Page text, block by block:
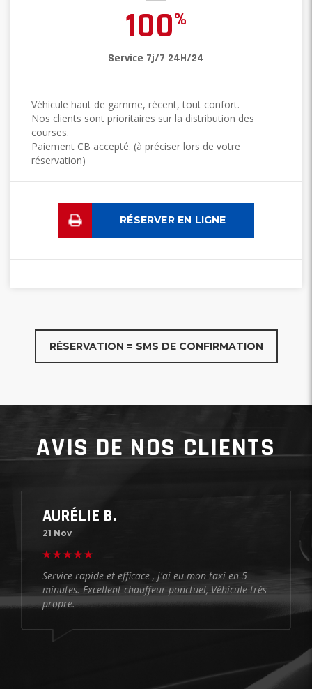
100%
Service 7j/7 24H/24
Véhicule haut de gamme, récent, tout confort.
Nos clients sont prioritaires sur la distribution des
courses.
Paiement CB accepté. (à préciser lors de votre
réservation)
RÉSERVER EN LIGNE
RÉSERVATION = SMS DE CONFIRMATION
AVIS DE NOS CLIENTS
AURÉLIE B.
21 Nov
Service rapide et efficace , j'ai eu mon taxi en 5
minutes. Excellent chauffeur ponctuel, Véhicule trés
propre.